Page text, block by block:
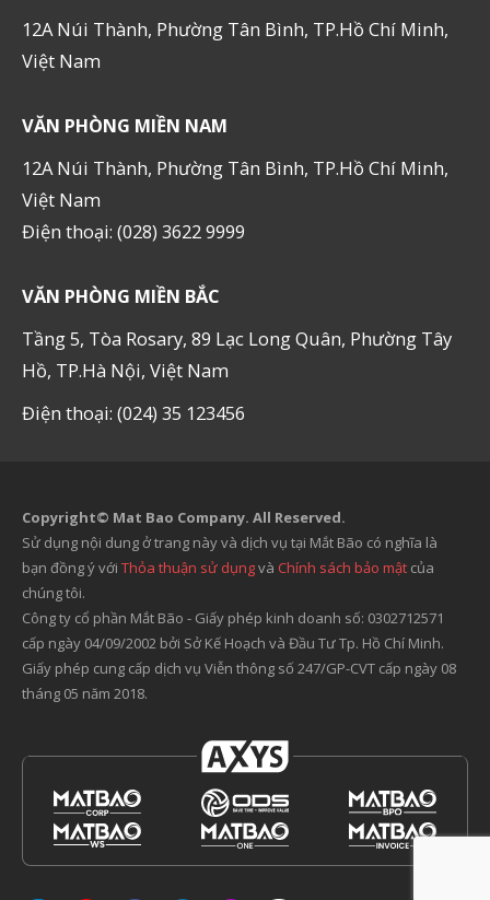
12A Núi Thành, Phường Tân Bình, TP.Hồ Chí Minh,
Việt Nam
VĂN PHÒNG MIỀN NAM
12A Núi Thành, Phường Tân Bình, TP.Hồ Chí Minh,
Việt Nam
Điện thoại: (028) 3622 9999
VĂN PHÒNG MIỀN BẮC
Tầng 5, Tòa Rosary, 89 Lạc Long Quân, Phường Tây
Hồ, TP.Hà Nội, Việt Nam
Điện thoại: (024) 35 123456
Copyright© Mat Bao Company. All Reserved.
Sử dụng nội dung ở trang này và dịch vụ tại Mắt Bão có nghĩa là
bạn đồng ý với Thỏa thuận sử dụngvà Chính sách bảo mật của
chúng tôi.
Công ty cổ phần Mắt Bão - Giấy phép kinh doanh số: 0302712571
cấp ngày 04/09/2002 bởi Sở Kế Hoạch và Đầu Tư Tp. Hồ Chí Minh.
Giấy phép cung cấp dịch vụ Viễn thông số 247/GP-CVT cấp ngày 08
tháng 05 năm 2018.